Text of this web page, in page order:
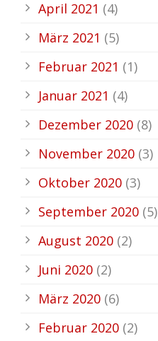
April 2021 (4)
März 2021 (5)
Februar 2021 (1)
Januar 2021 (4)
Dezember 2020 (8)
November 2020 (3)
Oktober 2020 (3)
September 2020 (5)
August 2020 (2)
Juni 2020 (2)
März 2020 (6)
Februar 2020 (2)